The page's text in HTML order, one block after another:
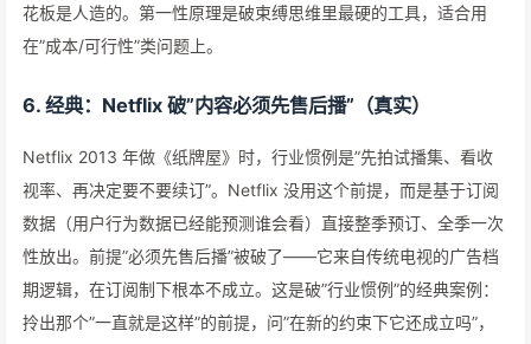
花板是人造的。第一性原理是破束缚思维里最硬的工具，适合用
在”成本/可行性”类问题上。
6. 经典：Netflix 破”内容必须先售后播”（真实）
Netflix 2013 年做《纸牌屋》时，行业惯例是”先拍试播集、看收
视率、再决定要不要续订”。Netflix 没用这个前提，而是基于订阅
数据（用户行为数据已经能预测谁会看）直接整季预订、全季一次
性放出。前提”必须先售后播”被破了——它来自传统电视的广告档
期逻辑，在订阅制下根本不成立。这是破”行业惯例”的经典案例：
拎出那个”一直就是这样”的前提，问”在新的约束下它还成立吗”，